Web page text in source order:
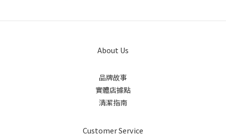
About Us
品牌故事
實體店據點
清潔指南
Customer Service